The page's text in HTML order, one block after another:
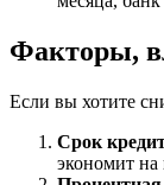
Факторы,
Если вы хотите
Срок
экономит на